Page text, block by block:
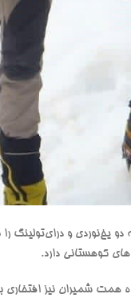
یخ‌نوردی و درای‌تولینگ
کوهستانی دارد.
همت شمیران نیز